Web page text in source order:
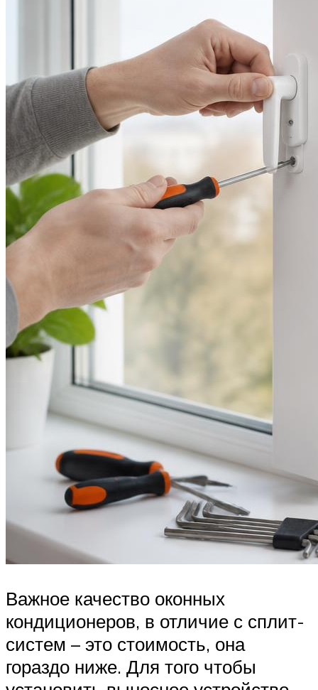
Важное качество оконных
кондиционеров, в отличие с сплит-
систем – это стоимость, она
гораздо ниже. Для того чтобы